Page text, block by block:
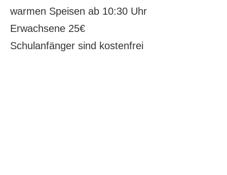
warmen Speisen ab 10:30 Uhr
Erwachsene 25€
Schulanfänger sind kostenfrei